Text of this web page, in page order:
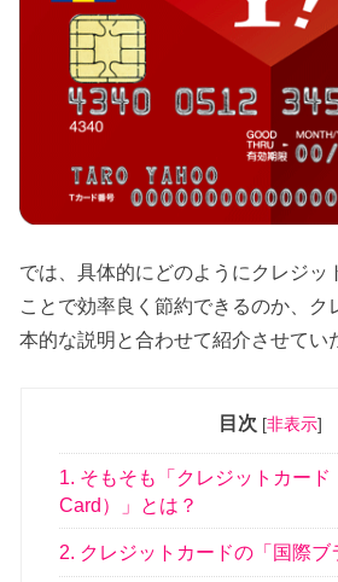
では、具体的にどのようにクレジッ
ことで効率良く節約できるのか、ク
本的な説明と合わせて紹介させてい
目次 [非表示]
1. そもそも「クレジットカード
Card）」とは？
2. クレジットカードの「国際ブ